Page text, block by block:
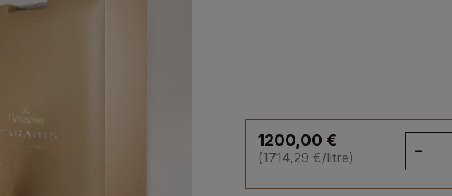
1200,00 €
(1714,29 €/litre)